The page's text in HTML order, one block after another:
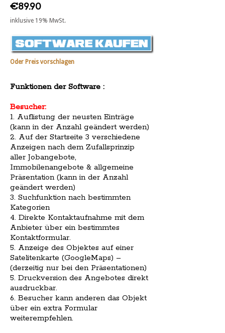
€89.90
inklusive 19% MwSt.
Oder Preis vorschlagen
Funktionen der Software :
Besucher:
1. Auflistung der neusten Einträge
(kann in der Anzahl geändert werden)
2. Auf der Startseite 3 verschiedene
Anzeigen nach dem Zufallsprinzip
aller Jobangebote,
Immobilenangebote & allgemeine
Präsentation (kann in der Anzahl
geändert werden)
3. Suchfunktion nach bestimmten
Kategorien
4. Direkte Kontaktaufnahme mit dem
Anbieter über ein bestimmtes
Kontaktformular.
5. Anzeige des Objektes auf einer
Satelitenkarte (GoogleMaps) –
(derzeitig nur bei den Präsentationen)
5. Druckversion des Angebotes direkt
ausdruckbar.
6. Besucher kann anderen das Objekt
über ein extra Formular
weiterempfehlen.